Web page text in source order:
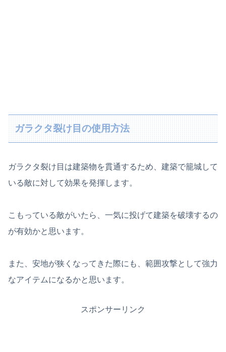
ガラクタ裂け目の使用方法
ガラクタ裂け目は建築物を貫通するため、建築で籠城して
いる敵に対して効果を発揮します。
こもっている敵がいたら、一気に投げて建築を破壊するの
が有効かと思います。
また、安地が狭くなってきた際にも、範囲攻撃として強力
なアイテムになるかと思います。
スポンサーリンク